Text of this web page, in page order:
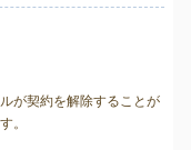
が契約を解除することが
。